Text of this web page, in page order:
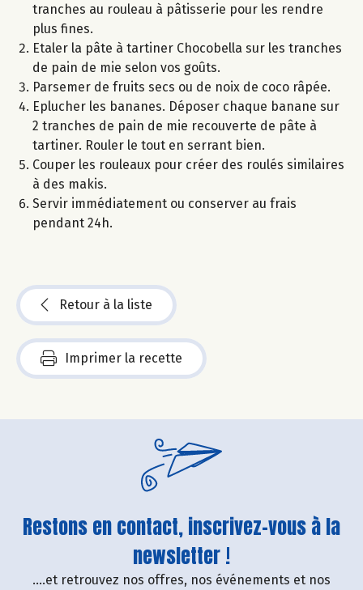
tranches au rouleau à pâtisserie pour les rendre
plus fines.
Etaler la pâte à tartiner Chocobella sur les tranches
de pain de mie selon vos goûts.
Parsemer de fruits secs ou de noix de coco râpée.
Eplucher les bananes. Déposer chaque banane sur
2 tranches de pain de mie recouverte de pâte à
tartiner. Rouler le tout en serrant bien.
Couper les rouleaux pour créer des roulés similaires
à des makis.
Servir immédiatement ou conserver au frais
pendant 24h.
Retour à la liste
Imprimer la recette
Restons en contact, inscrivez-vous à la
newsletter !
....et retrouvez nos offres, nos événements et nos